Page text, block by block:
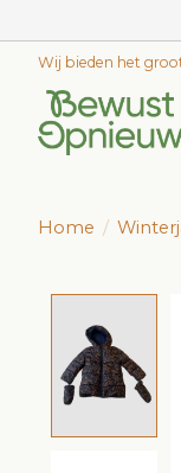
Wij bieden het
Home /